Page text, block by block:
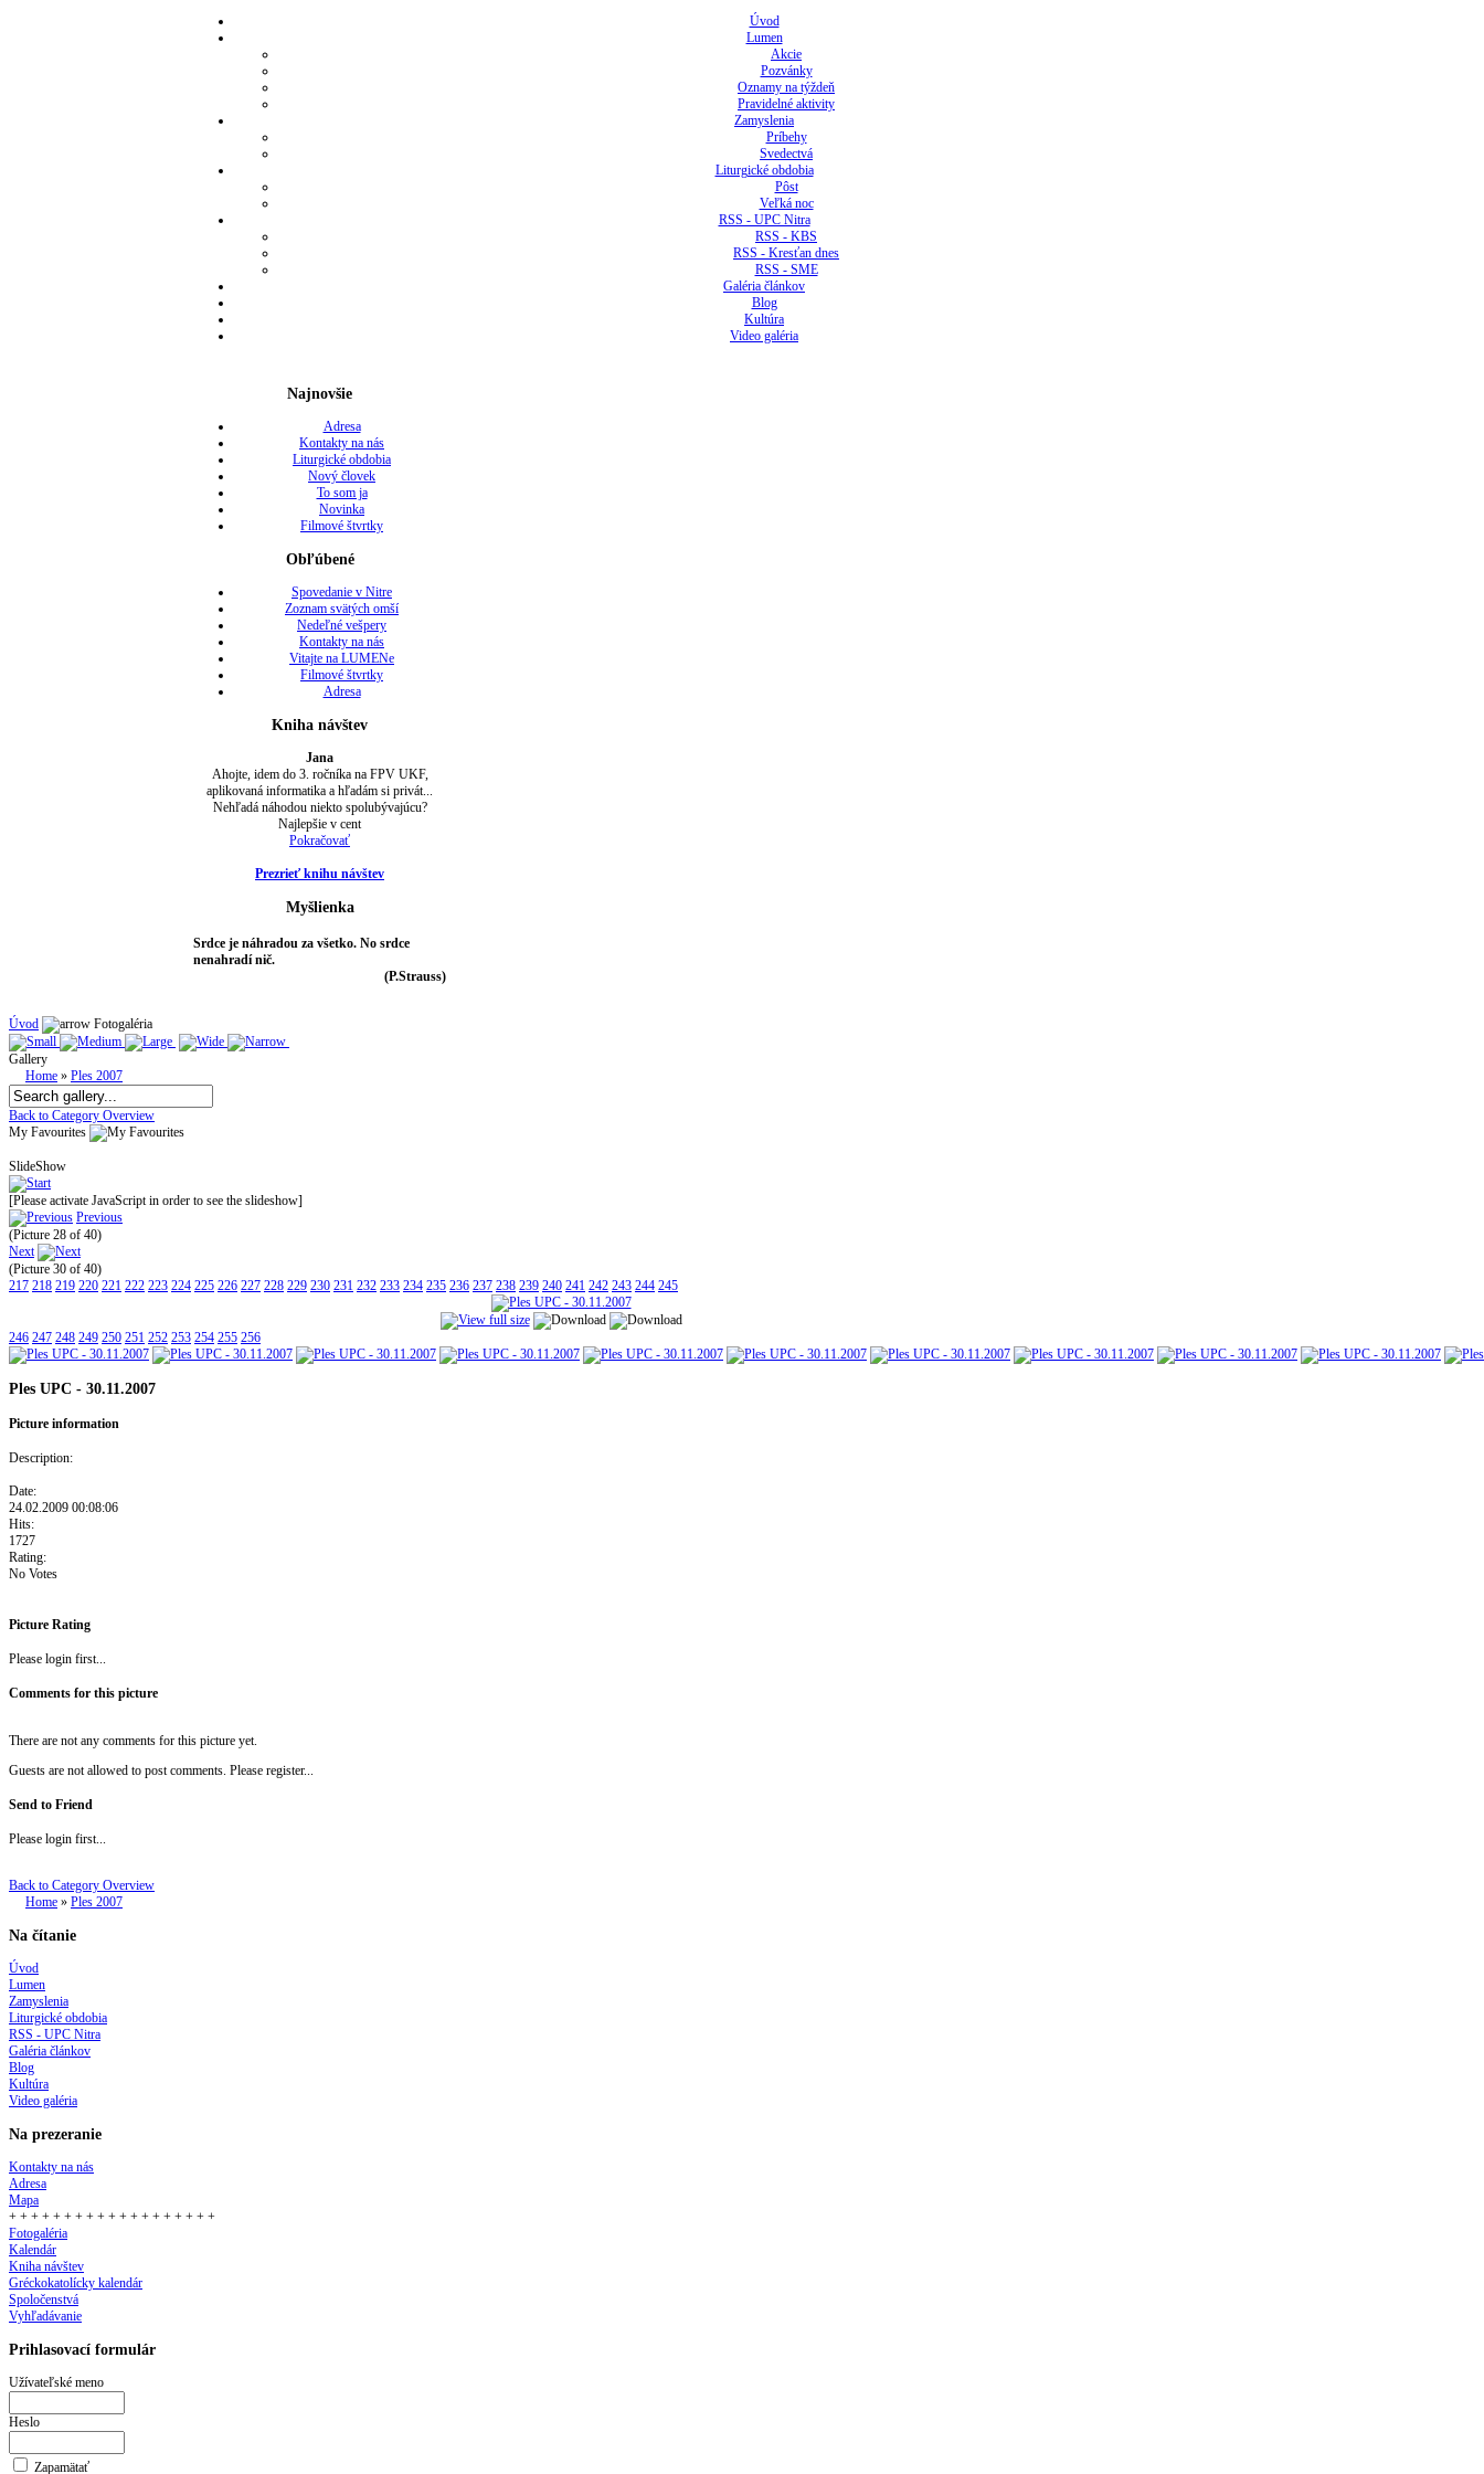
Úvod
Lumen
Akcie
Pozvánky
Oznamy na týždeň
Pravidelné aktivity
Zamyslenia
Príbehy
Svedectvá
Liturgické obdobia
Pôst
Veľká noc
RSS - UPC Nitra
RSS - KBS
RSS - Kresťan dnes
RSS - SME
Galéria článkov
Blog
Kultúra
Video galéria
Najnovšie
Adresa
Kontakty na nás
Liturgické obdobia
Nový človek
To som ja
Novinka
Filmové štvrtky
Obľúbené
Spovedanie v Nitre
Zoznam svätých omší
Nedeľné vešpery
Kontakty na nás
Vitajte na LUMENe
Filmové štvrtky
Adresa
Kniha návštev
Jana
Ahojte, idem do 3. ročníka na FPV UKF,
aplikovaná informatika a hľadám si privát...
Nehľadá náhodou niekto spolubývajúcu?
Najlepšie v cent
Pokračovať
Prezrieť knihu návštev
Myšlienka
Srdce je náhradou za všetko. No srdce
nenahradí nič.
(P.Strauss)
Úvod Fotogaléria
Gallery
Home » Ples 2007
Back to Category Overview
My Favourites
SlideShow
[Please activate JavaScript in order to see the slideshow]
Previous
(Picture 28 of 40)
Next
(Picture 30 of 40)
217 218 219 220 221 222 223 224 225 226 227 228 229 230 231 232 233 234 235 236 237 238 239 240 241 242 243 244 245
246 247 248 249 250 251 252 253 254 255 256
Ples UPC - 30.11.2007
Picture information
Description:
Date:
24.02.2009 00:08:06
Hits:
1727
Rating:
No Votes
Picture Rating
Please login first...
Comments for this picture
There are not any comments for this picture yet.
Guests are not allowed to post comments. Please register...
Send to Friend
Please login first...
Back to Category Overview
Home » Ples 2007
Na čítanie
Úvod
Lumen
Zamyslenia
Liturgické obdobia
RSS - UPC Nitra
Galéria článkov
Blog
Kultúra
Video galéria
Na prezeranie
Kontakty na nás
Adresa
Mapa
+ + + + + + + + + + + + + + + + + + +
Fotogaléria
Kalendár
Kniha návštev
Gréckokatolícky kalendár
Spoločenstvá
Vyhľadávanie
Prihlasovací formulár
Užívateľské meno
Heslo
Zapamätať